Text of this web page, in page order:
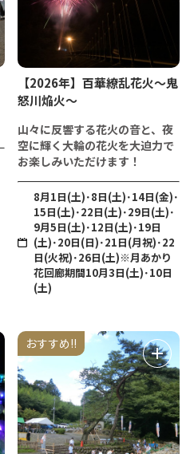
【2026年】百華繚乱花火～鬼
怒川焔火～
山々に反響する花火の音と、夜
空に輝く大輪の花火を大迫力で
お楽しみいただけます！
8月1日(土)･8日(土)･14日(金)･
15日(土)･22日(土)･29日(土)･
9月5日(土)･12日(土)･19日
(土)･20日(日)･21日(月祝)･22
日(火祝)･26日(土)※月あかり
花回廊期間10月3日(土)･10日
(土)
おすすめ!!